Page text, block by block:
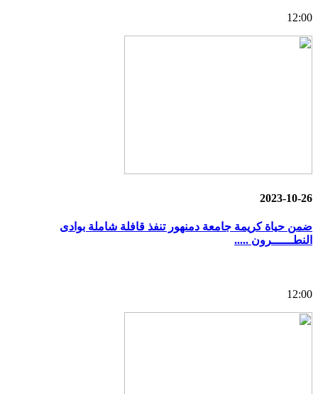
12:00
2023-10-26
ضمن حياة كريمة جامعة دمنهور تنفذ قافلة شاملة بوادى
النطــــــرون .....
12:00